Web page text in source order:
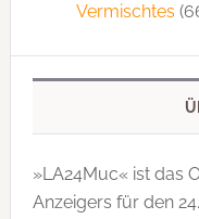
Vermischtes
»LA24Muc« ist das
Anzeigers für den